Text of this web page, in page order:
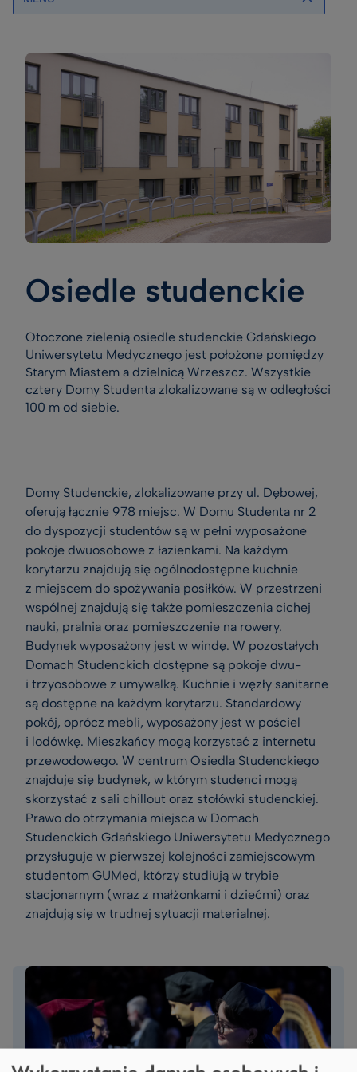
Osiedle studenckie
Otoczone zielenią osiedle studenckie Gdańskiego
Uniwersytetu Medycznego jest położone pomiędzy
Starym Miastem a dzielnicą Wrzeszcz. Wszystkie
cztery Domy Studenta zlokalizowane są w odległości
100 m od siebie.
Domy Studenckie, zlokalizowane przy ul. Dębowej,
oferują łącznie 978 miejsc. W Domu Studenta nr 2
do dyspozycji studentów są w pełni wyposażone
pokoje dwuosobowe z łazienkami. Na każdym
korytarzu znajdują się ogólnodostępne kuchnie
z miejscem do spożywania posiłków. W przestrzeni
wspólnej znajdują się także pomieszczenia cichej
nauki, pralnia oraz pomieszczenie na rowery.
Budynek wyposażony jest w windę. W pozostałych
Domach Studenckich dostępne są pokoje dwu-
i trzyosobowe z umywalką. Kuchnie i węzły sanitarne
są dostępne na każdym korytarzu. Standardowy
pokój, oprócz mebli, wyposażony jest w pościel
i lodówkę. Mieszkańcy mogą korzystać z internetu
przewodowego. W centrum Osiedla Studenckiego
znajduje się budynek, w którym studenci mogą
skorzystać z sali chillout oraz stołówki studenckiej.
Prawo do otrzymania miejsca w Domach
Studenckich Gdańskiego Uniwersytetu Medycznego
przysługuje w pierwszej kolejności zamiejscowym
studentom GUMed, którzy studiują w trybie
stacjonarnym (wraz z małżonkami i dziećmi) oraz
znajdują się w trudnej sytuacji materialnej.